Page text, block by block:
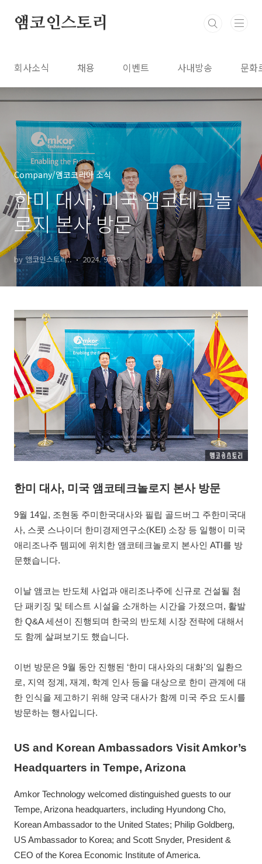
앰코인스토리
회사소식 채용 이벤트 사내방송 문화
Company/앰코코리아 소식
한미 대사, 미국 앰코테크놀
로지 본사 방문
by 앰코인스토리.. 2024. 9. 19.
한미 대사, 미국 앰코테크놀로지 본사 방문
9월 14일, 조현동 주미한국대사와 필립 골드버그 주한미국대
사, 스콧 스나이더 한미경제연구소(KEI) 소장 등 일행이 미국
애리조나주 템피에 위치한 앰코테크놀로지 본사인 ATI를 방
문했습니다.
이날 앰코는 반도체 사업과 애리조나주에 신규로 건설될 첨
단 패키징 및 테스트 시설을 소개하는 시간을 가졌으며, 활발
한 Q&A 세션이 진행되며 한국의 반도체 시장 전략에 대해서
도 함께 살펴보기도 했습니다.
이번 방문은 9월 동안 진행된 ‘한미 대사와의 대화’의 일환으
로, 지역 정계, 재계, 학계 인사 등을 대상으로 한미 관계에 대
한 인식을 제고하기 위해 양국 대사가 함께 미국 주요 도시를
방문하는 행사입니다.
US and Korean Ambassadors Visit Amkor’s
Headquarters in Tempe, Arizona
Amkor Technology welcomed distinguished guests to our
Tempe, Arizona headquarters, including Hyundong Cho,
Korean Ambassador to the United States; Philip Goldberg,
US Ambassador to Korea; and Scott Snyder, President &
CEO of the Korea Economic Institute of America.